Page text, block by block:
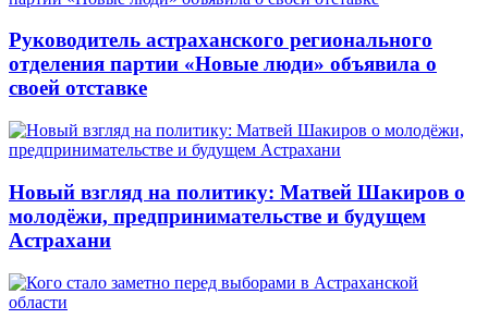
Руководитель астраханского регионального
отделения партии «Новые люди» объявила о
своей отставке
Новый взгляд на политику: Матвей Шакиров о
молодёжи, предпринимательстве и будущем
Астрахани